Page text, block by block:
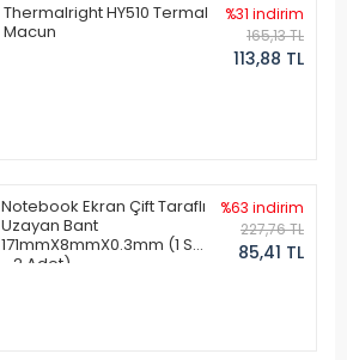
Thermalright HY510 Termal
Macun
%31 indirim
165,13 TL
113,88 TL
Notebook Ekran Çift Taraflı
Uzayan Bant
171mmX8mmX0.3mm (1 Set
- 2 Adet)
%63 indirim
227,76 TL
85,41 TL